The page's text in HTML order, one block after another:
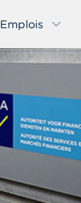
Emplois